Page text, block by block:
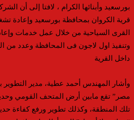
بورسعيد وأبنائها الكرام ، لافتا إلى أن
قرية الكروان بمحافظة بورسعيد وإعادة
القرى السياحية من خلال عمل خدمات
وتنفيذ اول لاجون فى المحافظة وعدد من
داخل القرية
وأشار المهندس أحمد عطية، مدير التطوير
مصر” تقع مابين أرض المتحف القومي
تلك المنطقة، وكذلك تطوير ورفع كفاءة